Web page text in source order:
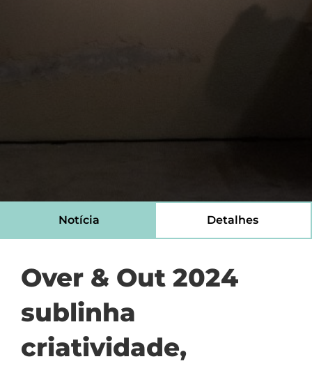
Notícia Detalhes
Over & Out 2024
sublinha
criatividade,